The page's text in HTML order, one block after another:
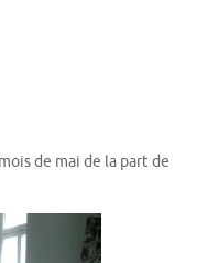
de mai de la part de